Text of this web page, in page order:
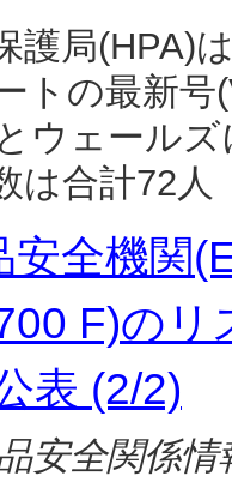
護局(HPA)
トの最新
ウェール
は合計72人
安全機関
F)の
表 (2/2)
安全関係情